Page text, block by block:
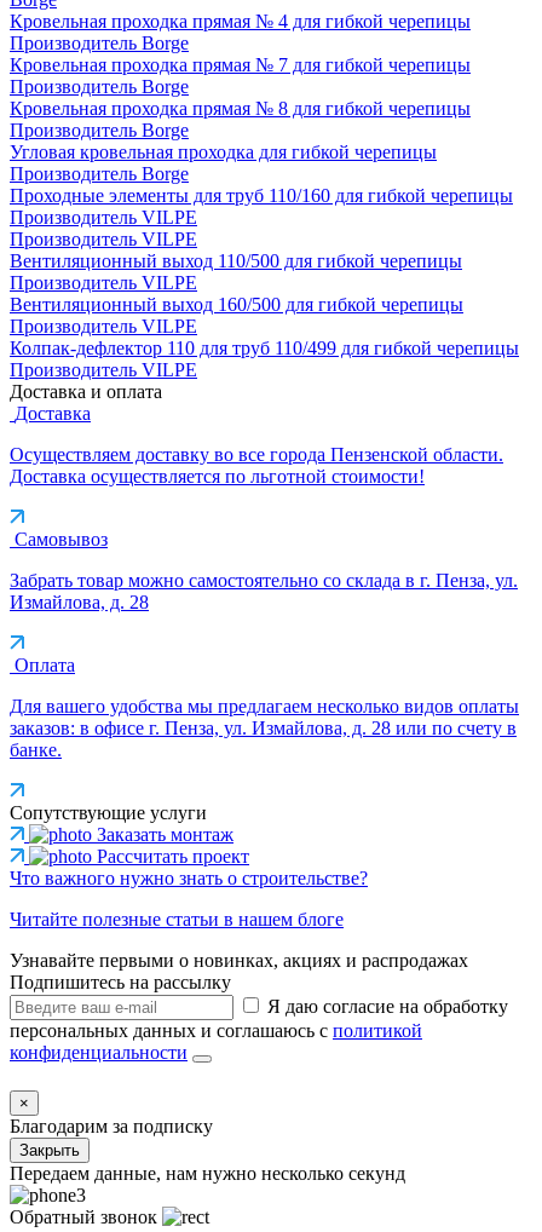
Кровельная проходка прямая № 4 для гибкой черепицы
Производитель Borge
Кровельная проходка прямая № 7 для гибкой черепицы
Производитель Borge
Кровельная проходка прямая № 8 для гибкой черепицы
Производитель Borge
Угловая кровельная проходка для гибкой черепицы
Производитель Borge
Проходные элементы для труб 110/160 для гибкой черепицы
Производитель VILPE
Производитель VILPE
Вентиляционный выход 110/500 для гибкой черепицы
Производитель VILPE
Вентиляционный выход 160/500 для гибкой черепицы
Производитель VILPE
Колпак-дефлектор 110 для труб 110/499 для гибкой черепицы
Производитель VILPE
Доставка и оплата
Доставка
Осуществляем доставку во все города Пензенской области.
Доставка осуществляется по льготной стоимости!
Самовывоз
Забрать товар можно самостоятельно со склада в г. Пенза, ул.
Измайлова, д. 28
Оплата
Для вашего удобства мы предлагаем несколько видов оплаты
заказов: в офисе г. Пенза, ул. Измайлова, д. 28 или по счету в
банке.
Сопутствующие услуги
Заказать монтаж
Рассчитать проект
Что важного нужно знать о строительстве?
Читайте полезные статьи в нашем блоге
Узнавайте первыми о новинках, акциях и распродажах
Подпишитесь на рассылку
Я даю согласие на обработку
персональных данных и соглашаюсь с политикой
конфиденциальности
×
Благодарим за подписку
Закрыть
Передаем данные, нам нужно несколько секунд
Обратный звонок